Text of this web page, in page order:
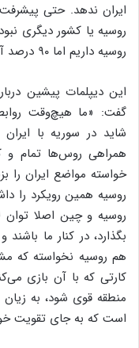
ایران ندهد. حتی
روسیه یا کشور دیگری
روسیه داریم اما ۹۰ درصد آنها تاکنون به نتیجه نرسیده است.»
این دیپلمات پیشین
گفت: «ما هیچ‌وقت روابط
شاید در سوریه با
همراهی روس‌ها تمام و
خواسته مواضع ایران را
روسیه همین رویکرد را
روسیه و چین اصلا توان
بگذارد، در کنار ما
هم روسیه نخواسته که
کارتی که با آن بازی
منطقه قوی شود، به زیان
است که به جای تقویت